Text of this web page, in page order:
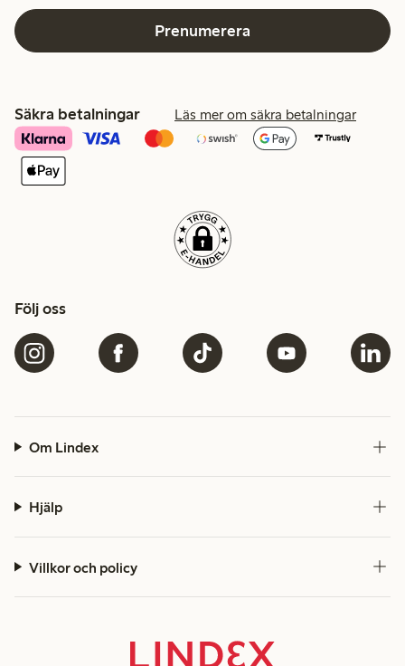
Prenumerera
Säkra betalningar Läs mer om säkra betalningar
Följ oss
Om Lindex
Hjälp
Villkor och policy